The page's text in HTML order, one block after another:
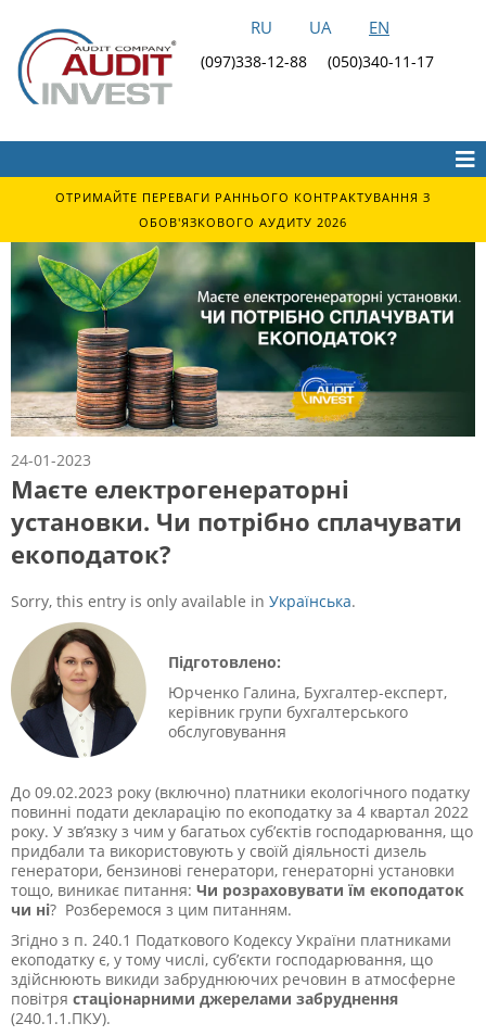
RU UA EN
(097)338-12-88 (050)340-11-17
ОТРИМАЙТЕ ПЕРЕВАГИ РАННЬОГО КОНТРАКТУВАННЯ З
ОБОВ'ЯЗКОВОГО АУДИТУ 2026
24-01-2023
Маєте електрогенераторні
установки. Чи потрібно сплачувати
екоподаток?
Sorry, this entry is only available in Українська.
Підготовлено:
Юрченко Галина, Бухгалтер-експерт,
керівник групи бухгалтерського
обслуговування
До 09.02.2023 року (включно) платники екологічного податку
повинні подати декларацію по екоподатку за 4 квартал 2022
року. У зв’язку з чим у багатьох суб’єктів господарювання, що
придбали та використовують у своїй діяльності дизель
генератори, бензинові генератори, генераторні установки
тощо, виникає питання: Чи розраховувати їм екоподаток
чи ні? Розберемося з цим питанням.
Згідно з п. 240.1 Податкового Кодексу України платниками
екоподатку є, у тому числі, суб’єкти господарювання, що
здійснюють викиди забруднюючих речовин в атмосферне
повітря стаціонарними джерелами забруднення
(240.1.1.ПКУ).